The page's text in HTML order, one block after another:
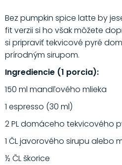
Bez pumpkin spice latte by
fit verzii si ho však môžete
si pripraviť tekvicové pyré
prírodným sirupom.
Ingrediencie (1 porcia):
150 ml mandľového mlieka
1 espresso (30 ml)
2 PL domáceho tekvicového
1 ČL javorového sirupu alebo
½ ČL škorice